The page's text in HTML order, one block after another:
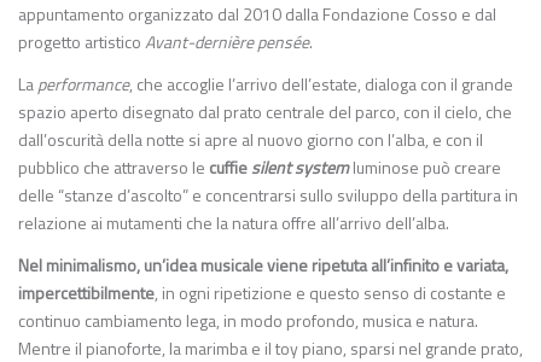
appuntamento organizzato dal 2010 dalla Fondazione Cosso e dal
progetto artisticoAvant-dernière pensée.
Laperformance, che accoglie l’arrivo dell’estate, dialoga con il grande
spazio aperto disegnato dal prato centrale del parco, con il cielo, che
dall’oscurità della notte si apre al nuovo giorno con l’alba, e con il
pubblico che attraverso le cuffiesilent systemluminose può creare
delle “stanze d’ascolto” e concentrarsi sullo sviluppo della partitura in
relazione ai mutamenti che la natura offre all’arrivo dell’alba.
Nel minimalismo, un’idea musicale viene ripetuta all’infinito e variata,
impercettibilmente, in ogni ripetizione e questo senso di costante e
continuo cambiamento lega, in modo profondo, musica e natura.
Mentre il pianoforte, la marimba e il toy piano, sparsi nel grande prato,